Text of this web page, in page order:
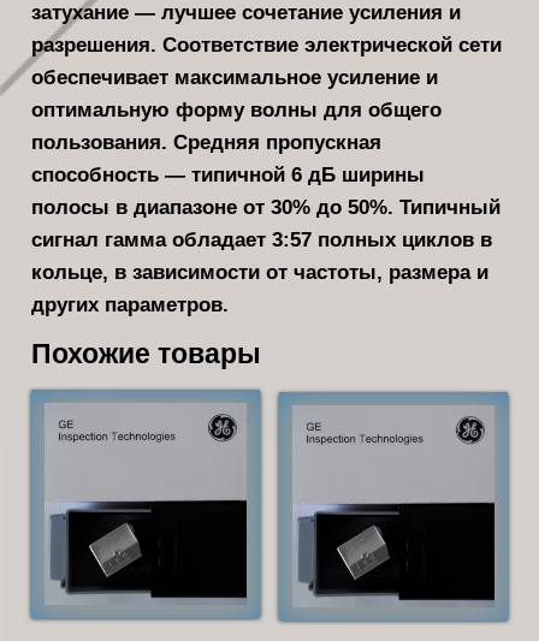
затухание — лучшее сочетание усиления и
разрешения. Соответствие электрической сети
обеспечивает максимальное усиление и
оптимальную форму волны для общего
пользования. Средняя пропускная
способность — типичной 6 дБ ширины
полосы в диапазоне от 30% до 50%. Типичный
сигнал гамма обладает 3:57 полных циклов в
кольце, в зависимости от частоты, размера и
других параметров.
Похожие товары